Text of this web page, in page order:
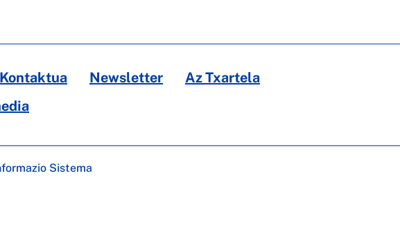
Kontaktua Newsletter
Az Txartela
Sistema